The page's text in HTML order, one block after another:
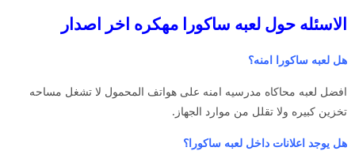
الاسئله حول لعبه ساكورا مهكره اخر اصدار
هل لعبه ساكورا امنه؟
افضل لعبه محاكاه مدرسيه امنه على هواتف المحمول لا تشغل مساحه
تخزين كبيره ولا تقلل من موارد الجهاز.
هل يوجد اعلانات داخل لعبه ساكورا؟